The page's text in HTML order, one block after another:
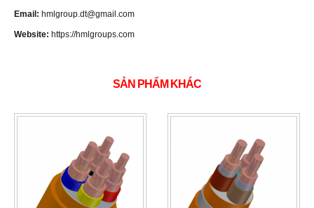
Email: hmlgroup.dt@gmail.com
Website: https://hmlgroups.com
SẢN PHẨM KHÁC